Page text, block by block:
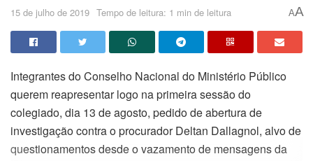
15 de julho de 2019 Tempo de leitura: 1 min de leitura AA
Integrantes do Conselho Nacional do Ministério Público
querem reapresentar logo na primeira sessão do
colegiado, dia 13 de agosto, pedido de abertura de
investigação contra o procurador Deltan Dallagnol, alvo de
questionamentos desde o vazamento de mensagens da